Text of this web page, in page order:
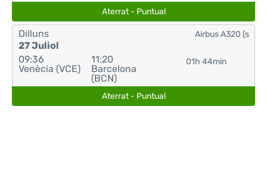
Aterrat - Puntual
Dilluns
27 Juliol
09:36
Venècia (VCE)
11:20
Barcelona
(BCN)
01h 44min
Airbus A320 (s
Aterrat - Puntual